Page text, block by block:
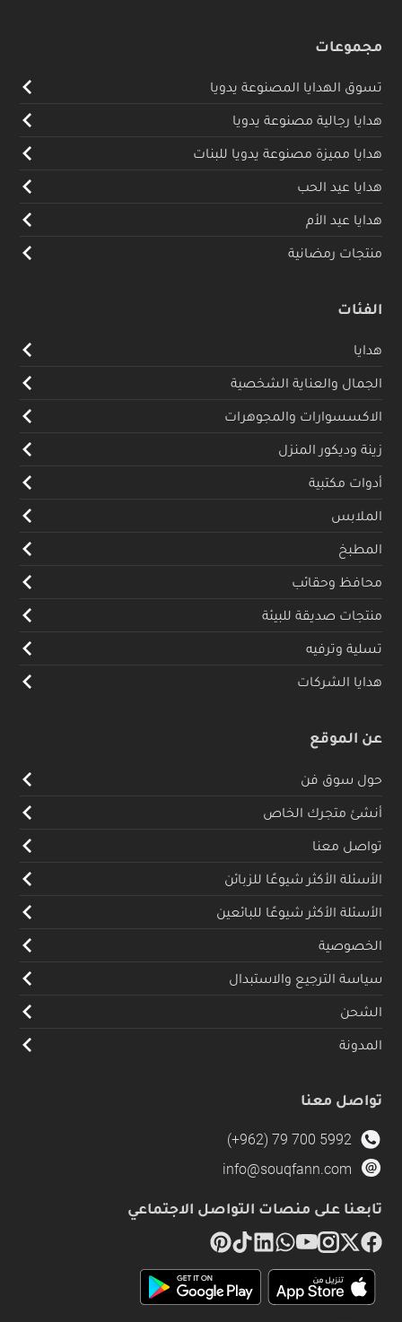
مجموعات
تسوق الهدايا المصنوعة يدويا
هدايا رجالية مصنوعة يدويا
هدايا مميزة مصنوعة يدويا للبنات
هدايا عيد الحب
هدايا عيد الأم
منتجات رمضانية
الفئات
هدايا
الجمال والعناية الشخصية
الاكسسوارات والمجوهرات
زينة وديكور المنزل
أدوات مكتبية
الملابس
المطبخ
محافظ وحقائب
منتجات صديقة للبيئة
تسلية وترفيه
هدايا الشركات
عن الموقع
حول سوق فن
أنشئ متجرك الخاص
تواصل معنا
الأسئلة الأكثر شيوعًا للزبائن
الأسئلة الأكثر شيوعًا للبائعين
الخصوصية
سياسة الترجيع والاستبدال
الشحن
المدونة
تواصل معنا
(+962) 79 700 5992
info@souqfann.com
تابعنا على منصات التواصل الاجتماعي